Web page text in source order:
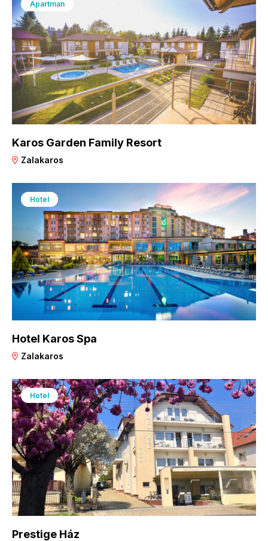
Apartman
Karos Garden Family Resort
Zalakaros
Hotel
Hotel Karos Spa
Zalakaros
Hotel
Prestige Ház